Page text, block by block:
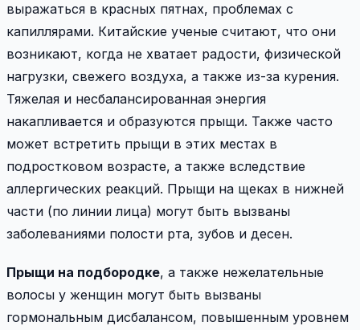
выражаться в красных пятнах, проблемах с
капиллярами. Китайские ученые считают, что они
возникают, когда не хватает радости, физической
нагрузки, свежего воздуха, а также из-за курения.
Тяжелая и несбалансированная энергия
накапливается и образуются прыщи. Также часто
может встретить прыщи в этих местах в
подростковом возрасте, а также вследствие
аллергических реакций. Прыщи на щеках в нижней
части (по линии лица) могут быть вызваны
заболеваниями полости рта, зубов и десен.
Прыщи на подбородке, а также нежелательные
волосы у женщин могут быть вызваны
гормональным дисбалансом, повышенным уровнем